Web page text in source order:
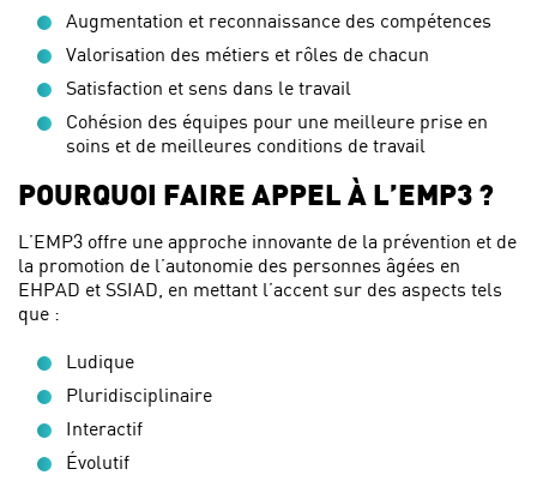
Augmentation et reconnaissance des compétences
Valorisation des métiers et rôles de chacun
Satisfaction et sens dans le travail
Cohésion des équipes pour une meilleure prise en
soins et de meilleures conditions de travail
POURQUOI FAIRE APPEL À L’EMP3 ?
L’EMP3 offre une approche innovante de la prévention et de
la promotion de l’autonomie des personnes âgées en
EHPAD et SSIAD, en mettant l’accent sur des aspects tels
que :
Ludique
Pluridisciplinaire
Interactif
Évolutif